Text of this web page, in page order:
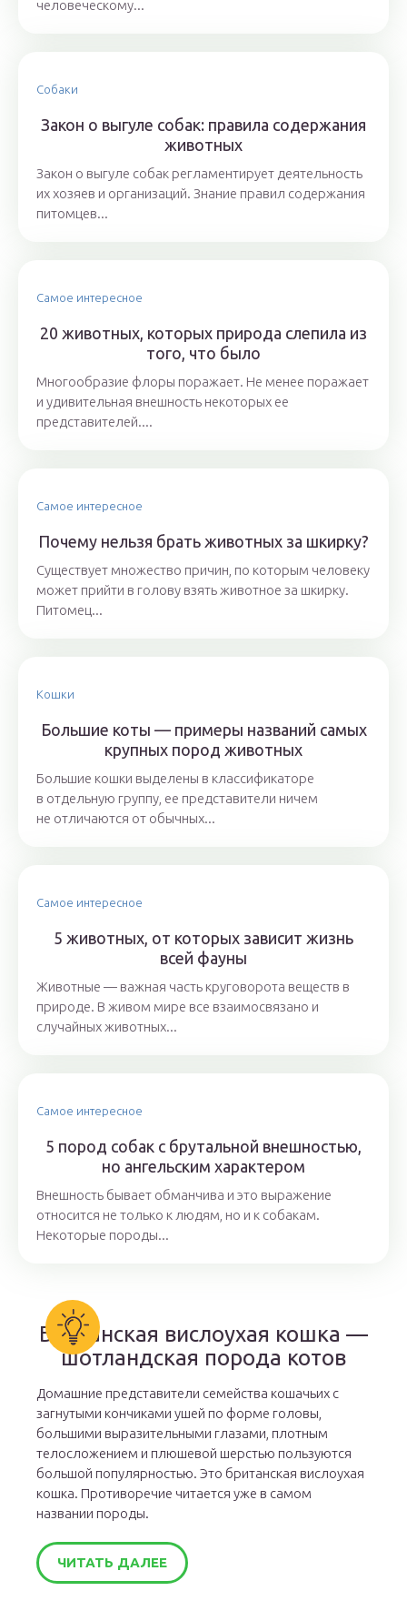
человеческому...
Собаки
Закон о выгуле собак: правила содержания
животных
Закон о выгуле собак регламентирует деятельность
их хозяев и организаций. Знание правил содержания
питомцев...
Самое интересное
20 животных, которых природа слепила из
того, что было
Многообразие флоры поражает. Не менее поражает
и удивительная внешность некоторых ее
представителей....
Самое интересное
Почему нельзя брать животных за шкирку?
Существует множество причин, по которым человеку
может прийти в голову взять животное за шкирку.
Питомец...
Кошки
Большие коты — примеры названий самых
крупных пород животных
Большие кошки выделены в классификаторе
в отдельную группу, ее представители ничем
не отличаются от обычных...
Самое интересное
5 животных, от которых зависит жизнь
всей фауны
Животные — важная часть круговорота веществ в
природе. В живом мире все взаимосвязано и
случайных животных...
Самое интересное
5 пород собак с брутальной внешностью,
но ангельским характером
Внешность бывает обманчива и это выражение
относится не только к людям, но и к собакам.
Некоторые породы...
Британская вислоухая кошка —
шотландская порода котов
Домашние представители семейства кошачьих с
загнутыми кончиками ушей по форме головы,
большими выразительными глазами, плотным
телосложением и плюшевой шерстью пользуются
большой популярностью. Это британская вислоухая
кошка. Противоречие читается уже в самом
названии породы.
ЧИТАТЬ ДАЛЕЕ